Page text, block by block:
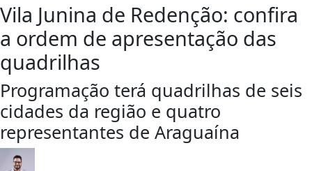
Vila Junina de Redenção: confira
a ordem de apresentação das
quadrilhas
Programação terá quadrilhas de seis
cidades da região e quatro
representantes de Araguaína